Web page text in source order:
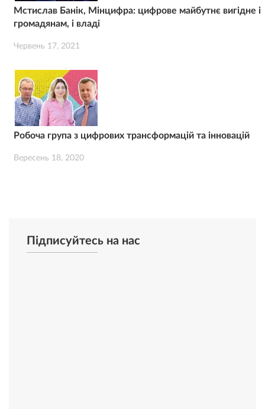
Мстислав Банік, Мінцифра: цифрове майбутнє вигідне і
громадянам, і владі
Червень 17, 2021
Робоча група з цифрових трансформацій та інновацій
Вересень 18, 2020
Підписуйтесь на нас